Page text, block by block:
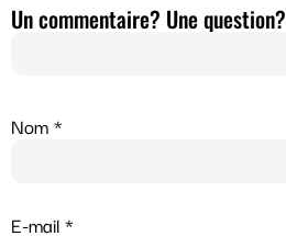
Un commentaire? Une question?
Nom*
E-mail*